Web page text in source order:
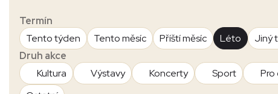
Termín
Tento týden
Tento měsíc Příští měsíc Léto
Jiný
Druh akce
Kultura
Výstavy Koncerty Sport Pro